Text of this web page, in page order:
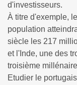
d'investisseurs.
À titre d'exemple, le
population
siècle les 217
et l'Inde, une des
troisième
Etudier le